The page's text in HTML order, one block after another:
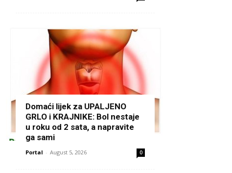
Domaći lijek za UPALJENO
GRLO i KRAJNIKE: Bol nestaje
u roku od 2 sata, a napravite
ga sami
Portal - August 5, 2026 0